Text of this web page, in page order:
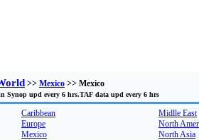
>> Mexico >> Mexico
Synop upd every 6 hrs.TAF data upd every 6 hrs
Caribbean
Europe
Mexico
Midlle East
North
North Asia